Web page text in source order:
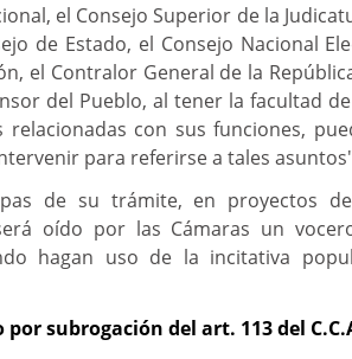
el Consejo Superior de la
de Estado, el Consejo Nacional
el Contralor General de la
del Pueblo, al tener la facultad
relacionadas con sus funciones,
para referirse a tales
de su trámite, en proyectos
oído por las Cámaras un
hagan uso de la incitativa
subrogación del art. 113 del